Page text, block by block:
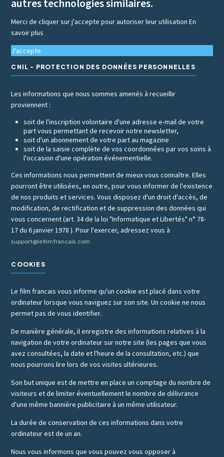
autres technologies similaires.
Merci de cliquer sur j'accepte pour autoriser leur utilisationEn
savoir plus
J'accepte
CNIL - PROTECTION DES DONNÉES PERSONNELLES
Les informations que nous sommes amenés à recueillir
proviennent :
soit de l'inscription volontaire d'une adresse e-mail de votre
part vous permettant de recevoir notre newsletter,
soit d'un abonnement de votre part au magazine
soit de la saisie complète de vos coordonnées par vos soins à
l'occasion d'une opération événementielle.
Ces informations nous permettent de mieux vous connaître. Elles
pourront être utilisées, en outre, pour vous informer de l'existence
de nos produits et services. Vous disposez d'un droit d'accès, de
modification, de rectification et de suppression des données qui
vous concernent (art. 34 de la loi "Informatique et Libertés" n° 78-
17 du 6 janvier 1978 ). Pour l'exercer, adressez vous à
support@lefilmfrancais.com
COOKIES
Le film francais vous informe qu'un cookie est placé dans votre
ordinateur lorsque vous naviguez sur son site. Un cookie ne nous
permet pas de vous identifier.
De manière générale, il enregistre des informations relatives à la
navigation de votre ordinateur sur notre site (les pages que vous
avez consultées, la date et l'heure de la consultation, etc.) que
nous pourrons lire lors de vos visites ultérieures.
Son but unique est de mettre en place un comptage du nombre de
visiteurs et de limiter éventuellement le nombre de délivrance
d'une même bannière publicitaire à un même utilisateur.
La durée de conservation de ces informations dans votre
ordinateur est de un an.
Nous vous informons que vous pouvez vous opposer à